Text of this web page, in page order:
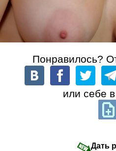
Понравилось?
или себе
Дать